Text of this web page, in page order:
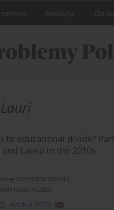
Redakcja Dla
to educational divide?
Latvia in the 2010s
2022;57(2):107-143
pps/152005
Artykuł (PDF)